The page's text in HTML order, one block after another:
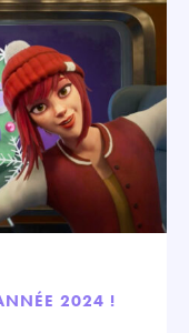
2024 !